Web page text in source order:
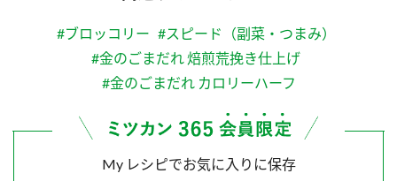
#ブロッコリー #スピード（副菜・つまみ）
#金のごまだれ 焙煎荒挽き仕上げ
#金のごまだれ カロリーハーフ
My レシピでお気に入りに保存